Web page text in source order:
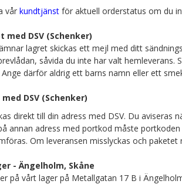
vår kundtjänst för aktuell orderstatus om du
med DSV (Schenker)
lagret skickas ett mejl med ditt
såvida du inte har valt
därför aldrig ett barns namn eller ett
DSV (Schenker)
direkt till din adress med DSV. Du aviseras
annan adress med portkod måste
Om leveransen misslyckas och
- Ängelholm, Skåne
på vårt lager på Metallgatan 17 B i